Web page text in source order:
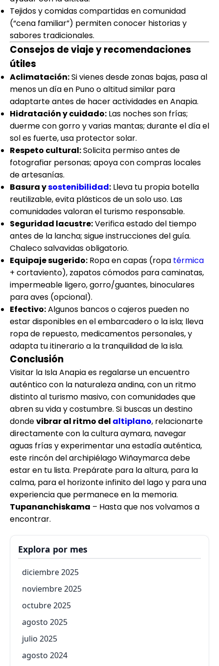
Tejidos y comidas compartidas en comunidad
(“cena familiar”) permiten conocer historias y
sabores tradicionales.
Consejos de viaje y recomendaciones
útiles
Aclimatación:Si vienes desde zonas bajas, pasa al
menos un día en Puno o altitud similar para
adaptarte antes de hacer actividades en Anapia.
Hidratación y cuidado: Las noches son frías;
duerme con gorro y varias mantas; durante el día el
sol es fuerte, usa protector solar.
Respeto cultural:Solicita permiso antes de
fotografiar personas; apoya con compras locales
de artesanías.
Basura ysostenibilidad: Lleva tu propia botella
reutilizable, evita plásticos de un solo uso. Las
comunidades valoran el turismo responsable.
Seguridad lacustre:Verifica estado del tiempo
antes de la lancha; sigue instrucciones del guía.
Chaleco salvavidas obligatorio.
Equipaje sugerido: Ropa en capas (ropa térmica
+ cortaviento), zapatos cómodos para caminatas,
impermeable ligero, gorro/guantes, binoculares
para aves (opcional).
Efectivo:Algunos bancos o cajeros pueden no
estar disponibles en el embarcadero o la isla; lleva
ropa de repuesto, medicamentos personales, y
adapta tu itinerario a la tranquilidad de la isla.
Conclusión
Visitar la Isla Anapia es regalarse un encuentro
auténtico con la naturaleza andina, con un ritmo
distinto al turismo masivo, con comunidades que
abren su vida y costumbre. Si buscas un destino
dondevibrar al ritmo del altiplano, relacionarte
directamente con la cultura aymara, navegar
aguas frías y experimentar una estadía auténtica,
este rincón del archipiélago Wiñaymarca debe
estar en tu lista. Prepárate para la altura, para la
calma, para el horizonte infinito del lago y para una
experiencia que permanece en la memoria.
Tupananchiskama – Hasta que nos volvamos a
encontrar.
Explora por mes
diciembre 2025
noviembre 2025
octubre 2025
agosto 2025
julio 2025
agosto 2024